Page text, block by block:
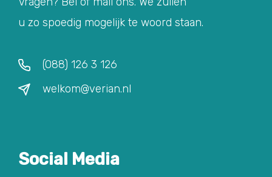
u zo spoedig mogelijk te woord staan.
(088) 126 3 126
welkom@verian.nl
Social Media